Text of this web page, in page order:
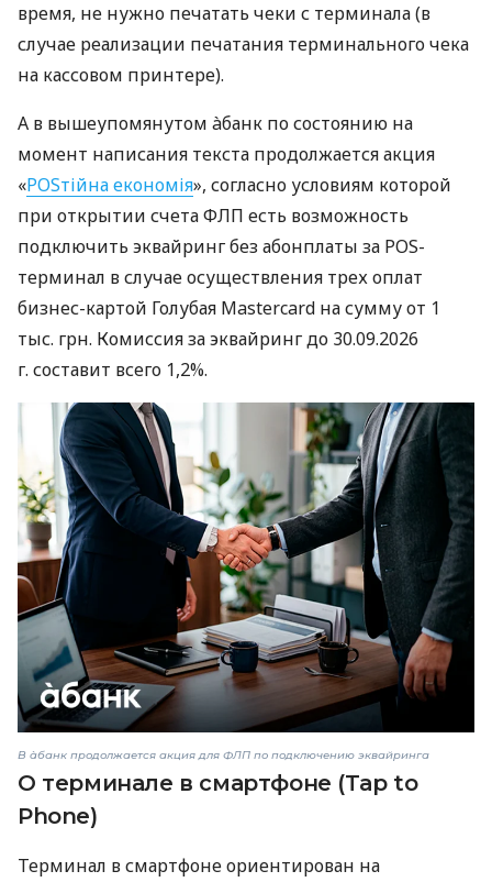
время, не нужно печатать чеки с терминала (в
случае реализации печатания терминального чека
на кассовом принтере).
А в вышеупомянутом àбанк по состоянию на
момент написания текста продолжается акция
«POSтійна економія», согласно условиям которой
при открытии счета ФЛП есть возможность
подключить эквайринг без абонплаты за POS-
терминал в случае осуществления трех оплат
бизнес-картой Голубая Mastercard на сумму от 1
тыс. грн. Комиссия за эквайринг до 30.09.2026
г. составит всего 1,2%.
В àбанк продолжается акция для ФЛП по подключению эквайринга
О терминале в смартфоне (Tap to
Phone)
Терминал в смартфоне ориентирован на